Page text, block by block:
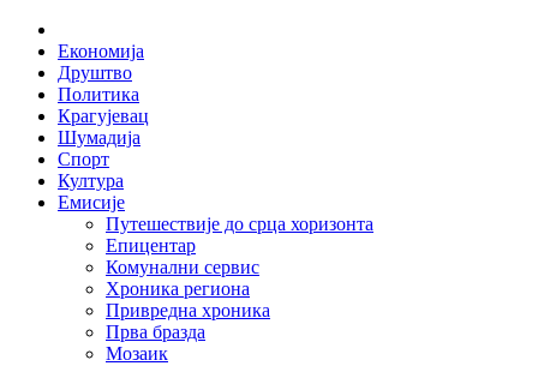
Skip
content
Економија
Друштво
Политика
Крагујевац
Шумадија
Спорт
Култура
Емисије
Путешествије до срца хоризонта
Епицентар
Комунални сервис
Хроника региона
Привредна хроника
Прва бразда
Мозаик